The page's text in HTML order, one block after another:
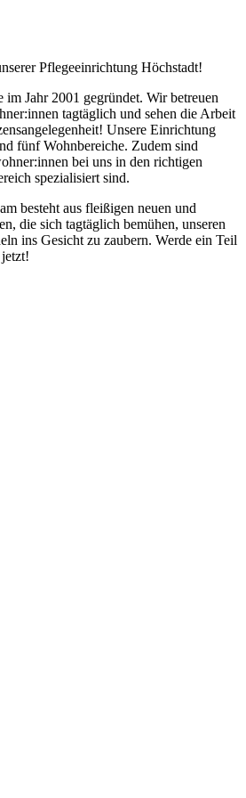
Pflegeeinrichtung Höchstadt!
Jahr 2001 gegründet. Wir betreuen
tagtäglich und sehen die Arbeit
Unsere Einrichtung
fünf Wohnbereiche. Zudem sind
bei uns in den richtigen
spezialisiert sind.
besteht aus fleißigen neuen und
die sich tagtäglich bemühen, unseren
ins Gesicht zu zaubern. Werde ein Teil